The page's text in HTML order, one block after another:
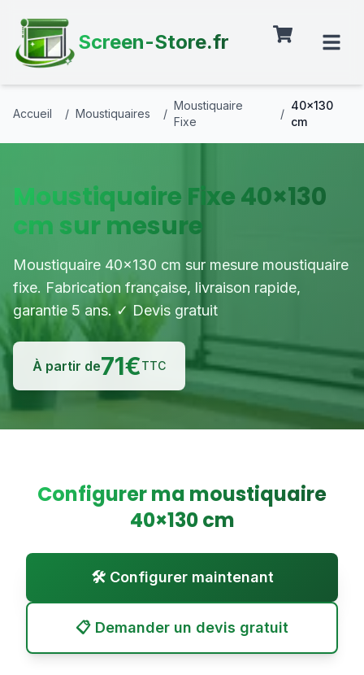
Screen-Store.fr
Accueil / Moustiquaires /
Moustiquaire
Fixe
/
40×130
cm
Moustiquaire Fixe 40×130
cm sur mesure
Moustiquaire 40×130 cm sur mesure moustiquaire
fixe. Fabrication française, livraison rapide,
garantie 5 ans. ✓ Devis gratuit
À partir de71€TTC
Configurer ma moustiquaire
40×130cm
🛠️ Configurer maintenant
📋 Demander un devis gratuit